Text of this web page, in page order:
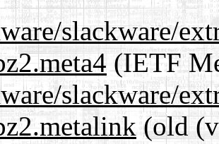
slackware/
(IETF
slackware/
(old